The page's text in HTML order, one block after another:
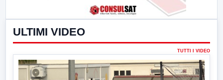
ULTIMI VIDEO
TUTTI I VIDEO